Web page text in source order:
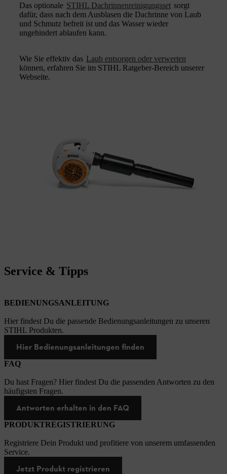
Das optionale STIHL Dachrinnenreinigungsset sorgt
dafür, dass nach dem Ausblasen die Dachrinne von Laub
und Schmutz befreit ist und das Wasser wieder
ungehindert ablaufen kann.
Wie Sie effektiv das Laub entsorgen oder verwerten
können, erfahren Sie im STIHL Ratgeber-Bereich unserer
Webseite.
Service & Tipps
BEDIENUNGSANLEITUNG
Hier findest Du die passende Bedienungsanleitungen zu unseren
STIHL Produkten.
Hier Bedienungsanleitungen finden
FAQ
Du hast Fragen? Hier findest Du die passenden Antworten zu den
häufigsten Fragen.
Antworten erhalten in den FAQ
PRODUKTREGISTRIERUNG
Registriere Dein Produkt und profitiere von unserem umfassenden
Service.
Jetzt Produkt registrieren